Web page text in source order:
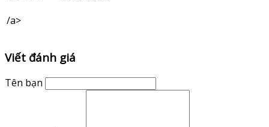
/a>
Viết đánh giá
Tên bạn